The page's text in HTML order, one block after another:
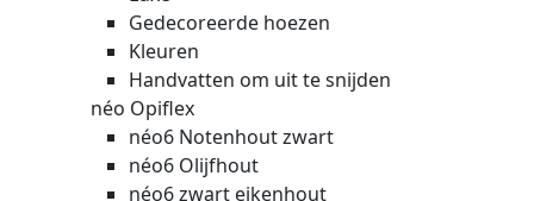
Gedecoreerde hoezen
Kleuren
Handvatten om uit te snijden
néo Opiflex
néo6 Notenhout zwart
néo6 Olijfhout
néo6 zwart eikenhout